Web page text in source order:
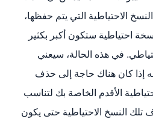
الاحتياطية التي يتم حفظها،
احتياطية ستكون أكبر بكثير
في هذه الحالة، سيعني
إذا كان هناك حاجة إلى حذف
الأقدم الخاصة بك لتناسب
تلك النسخ الاحتياطية حتى يكون